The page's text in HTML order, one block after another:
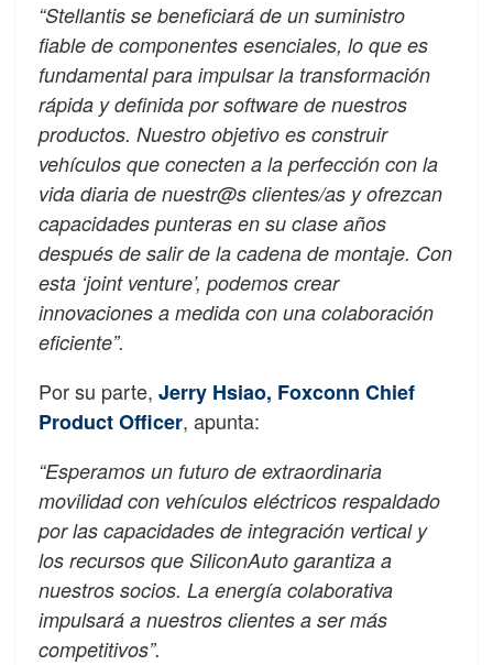
“Stellantis se beneficiará de un suministro
fiable de componentes esenciales, lo que es
fundamental para impulsar la transformación
rápida y definida por software de nuestros
productos. Nuestro objetivo es construir
vehículos que conecten a la perfección con la
vida diaria de nuestr@s clientes/as y ofrezcan
capacidades punteras en su clase años
después de salir de la cadena de montaje. Con
esta ‘joint venture’, podemos crear
innovaciones a medida con una colaboración
eficiente”.
Por su parte, Jerry Hsiao, Foxconn Chief
Product Officer, apunta:
“Esperamos un futuro de extraordinaria
movilidad con vehículos eléctricos respaldado
por las capacidades de integración vertical y
los recursos que SiliconAuto garantiza a
nuestros socios. La energía colaborativa
impulsará a nuestros clientes a ser más
competitivos”.